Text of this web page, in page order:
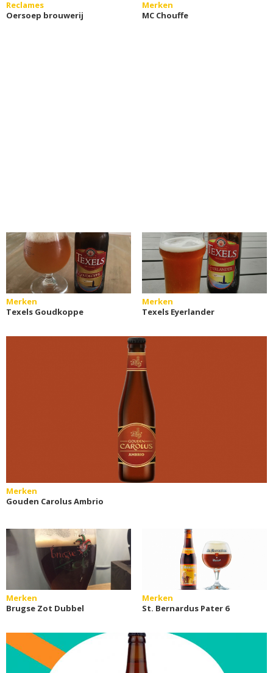
Reclames
Oersoep brouwerij
Merken
MC Chouffe
Merken
Texels Goudkoppe
Merken
Texels Eyerlander
Merken
Gouden Carolus Ambrio
Merken
Brugse Zot Dubbel
Merken
St. Bernardus Pater 6